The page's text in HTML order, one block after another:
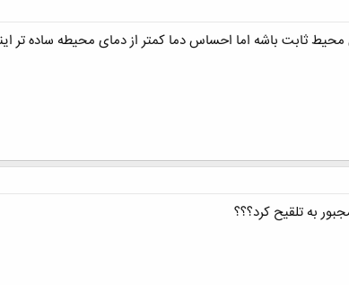
محیط ثابت باشه اما احساس دما کمتر از دمای محیطه ساده تر
به تلقیح کرد؟؟؟